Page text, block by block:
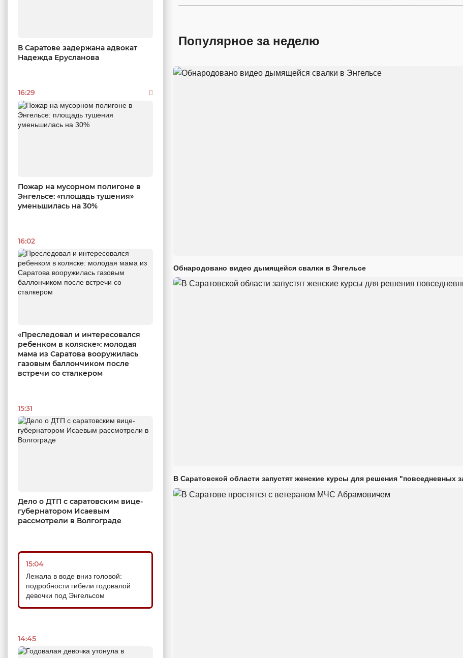
В Саратове задержана адвокат
Надежда Ерусланова
16:29
Пожар на мусорном полигоне в
Энгельсе: «площадь тушения»
уменьшилась на 30%
16:02
«Преследовал и интересовался
ребенком в коляске»: молодая
мама из Саратова вооружилась
газовым баллончиком после
встречи со сталкером
15:31
Дело о ДТП с саратовским вице-
губернатором Исаевым
рассмотрели в Волгограде
15:04
Лежала в воде вниз головой:
подробности гибели годовалой
девочки под Энгельсом
14:45
Популярное за неделю
Обнародовано видео дымящейся свалки в Энгельсе
В Саратовской области запустят женские курсы для решения "повседневных